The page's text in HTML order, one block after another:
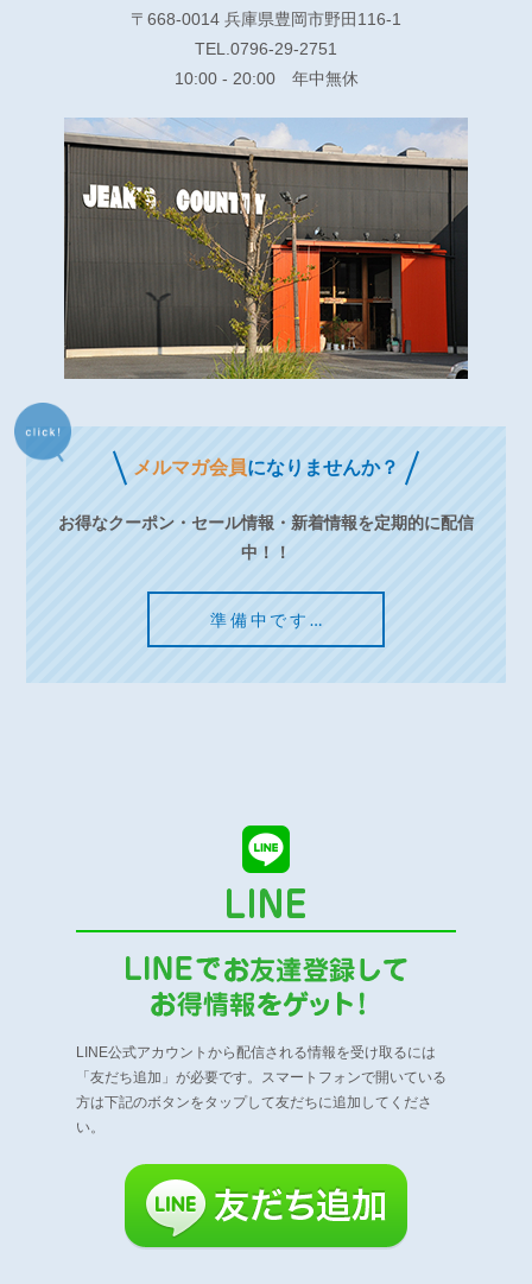
〒668-0014 兵庫県豊岡市野田116-1
TEL.0796-29-2751
10:00 - 20:00 年中無休
メルマガ会員になりませんか？
お得なクーポン・セール情報・新着情報を定期的に配信
中！！
準備中です…
LINE公式アカウントから配信される情報を受け取るには
「友だち追加」が必要です。
スマートフォンで開いている
方は下記のボタンをタップして友だちに追加してくださ
い。